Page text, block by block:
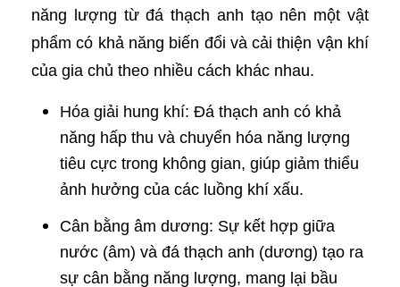
năng lượng từ đá thạch anh tạo nên một vật
phẩm có khả năng biến đổi và cải thiện vận khí
của gia chủ theo nhiều cách khác nhau.
Hóa giải hung khí: Đá thạch anh có khả
năng hấp thu và chuyển hóa năng lượng
tiêu cực trong không gian, giúp giảm thiểu
ảnh hưởng của các luồng khí xấu.
Cân bằng âm dương: Sự kết hợp giữa
nước (âm) và đá thạch anh (dương) tạo ra
sự cân bằng năng lượng, mang lại bầu